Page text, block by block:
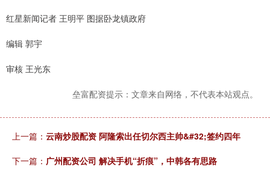
红星新闻记者 王明平 图据卧龙镇政府
编辑 郭宇
审核 王光东
垒富配资提示：文章来自网络，不代表本站观点。
上一篇： 云南炒股配资 阿隆索出任切尔西主帅&#32;签约四年
下一篇： 广州配资公司 解决手机“折痕”，中韩各有思路